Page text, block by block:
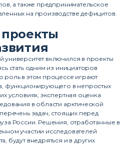
а также предпринимательское
на производстве дефицитов.
университет включился в проекты
стать одним из инициаторов
в этом процессе играют
функционирующего в непростых
условиях, экспертная оценка
в области арктической
задач, стоящих перед
России. Решения, отработанные в
участии исследователей
будут внедряться и в других